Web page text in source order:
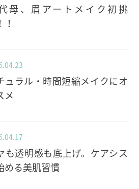
母、眉アートメイク初挑
ュラル・時間短縮メイクにオ
メ
も透明感も底上げ。ケアシス
める美肌習慣